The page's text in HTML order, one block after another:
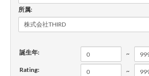
EN
所属:
誕生年: ~
Rating: ~